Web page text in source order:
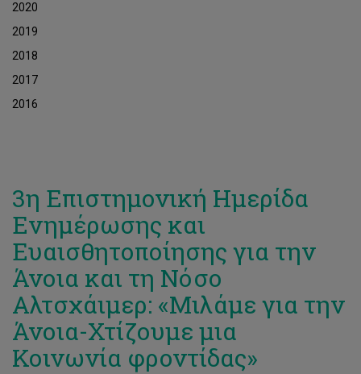
2020
2019
2018
2017
2016
3η Επιστημονική Ημερίδα
Ενημέρωσης και
Ευαισθητοποίησης για την
Άνοια και τη Νόσο
Αλτσχάιμερ: «Μιλάμε για την
Άνοια-Χτίζουμε μια
Κοινωνία φροντίδας»